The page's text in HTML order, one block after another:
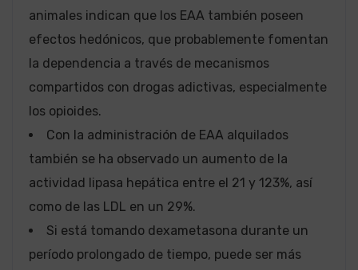
animales indican que los EAA también poseen
efectos hedónicos, que probablemente fomentan
la dependencia a través de mecanismos
compartidos con drogas adictivas, especialmente
los opioides.
Con la administración de EAA alquilados
también se ha observado un aumento de la
actividad lipasa hepática entre el 21 y 123%, así
como de las LDL en un 29%.
Si está tomando dexametasona durante un
período prolongado de tiempo, puede ser más